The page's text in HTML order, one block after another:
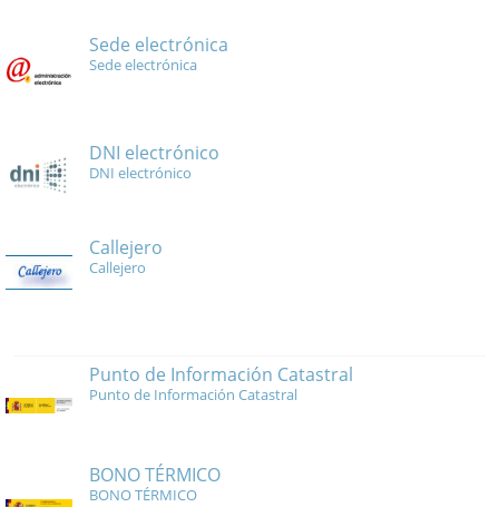
Sede electrónica
Sede electrónica
DNI electrónico
DNI electrónico
Callejero
Callejero
Punto de Información Catastral
Punto de Información Catastral
BONO TÉRMICO
BONO TÉRMICO